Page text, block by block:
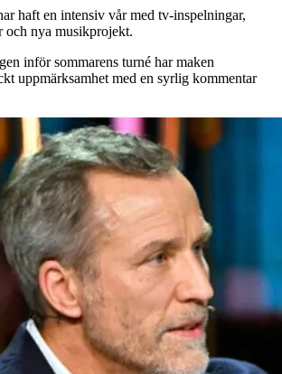
haft en intensiv vår med tv-inspelningar,
och nya musikprojekt.
inför sommarens turné har maken
uppmärksamhet med en syrlig kommentar